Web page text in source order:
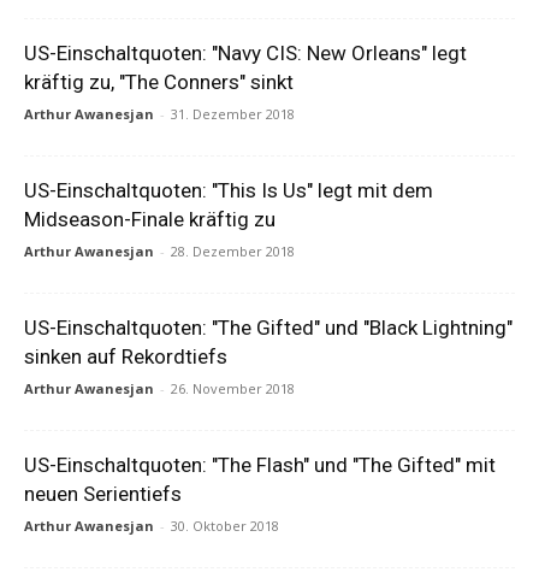
US-Einschaltquoten: "Navy CIS: New Orleans" legt
kräftig zu, "The Conners" sinkt
Arthur Awanesjan - 31. Dezember 2018
US-Einschaltquoten: "This Is Us" legt mit dem
Midseason-Finale kräftig zu
Arthur Awanesjan - 28. Dezember 2018
US-Einschaltquoten: "The Gifted" und "Black Lightning"
sinken auf Rekordtiefs
Arthur Awanesjan - 26. November 2018
US-Einschaltquoten: "The Flash" und "The Gifted" mit
neuen Serientiefs
Arthur Awanesjan - 30. Oktober 2018